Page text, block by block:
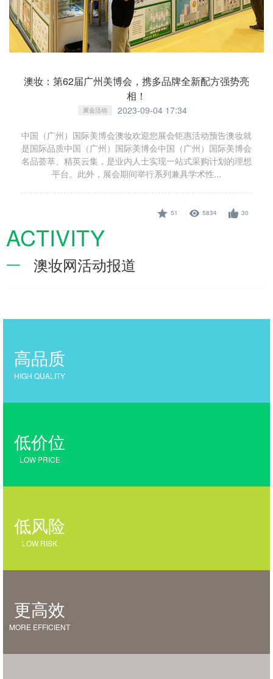
澳妆：第62届广州美博会，携多品牌全新配方强势亮
相！
展会活动 2023-09-04 17:34
中国（广州）国际美博会澳妆欢迎您展会钜惠活动预告澳妆就
是国际品质中国（广州）国际美博会中国（广州）国际美博会
名品荟萃、精英云集，是业内人士实现一站式采购计划的理想
平台。此外，展会期间举行系列兼具学术性...
51 5834 30
ACTIVITY
一 澳妆网活动报道
高品质
HIGH QUALITY
低价位
LOW PRICE
低风险
LOW RISK
更高效
MORE EFFICIENT